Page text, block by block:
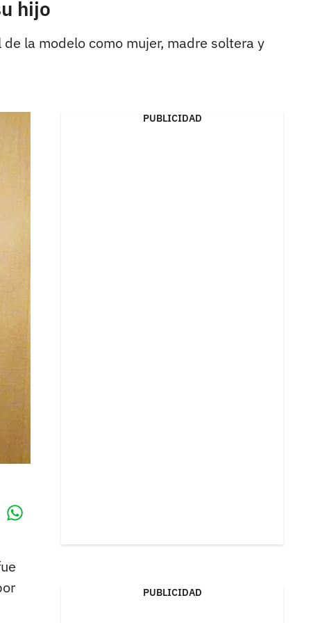
hijo
la modelo como mujer, madre soltera y
PUBLICIDAD
PUBLICIDAD